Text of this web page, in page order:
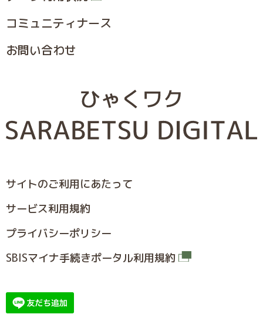
コミュニティナース
お問い合わせ
サイトのご利⽤にあたって
サービス利⽤規約
プライバシーポリシー
SBISマイナ⼿続きポータル利⽤規約